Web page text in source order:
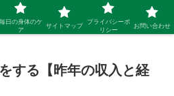
人生を開拓するブログ
する【昨年の収入と経
毎日の身体のケ
ア
サイトマップ
プライバシーポ
リシー
お問い合わせ